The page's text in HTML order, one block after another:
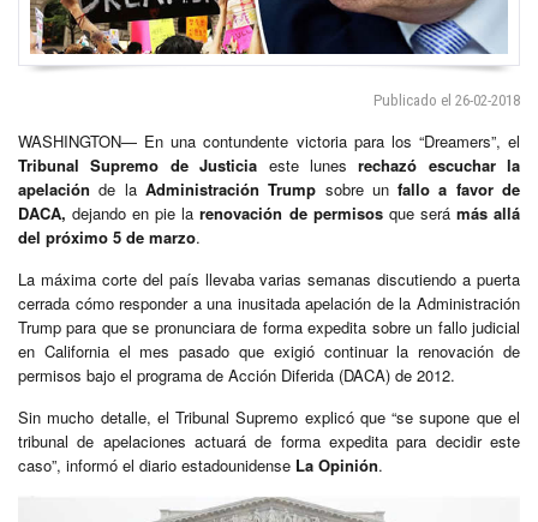
Publicado el 26-02-2018
WASHINGTON— En una contundente victoria para los “Dreamers”, el
Tribunal Supremo de Justicia este lunesrechazó escuchar la
apelación de la Administración Trump sobre unfallo a favor de
DACA, dejando en pie larenovación de permisosque será más allá
del próximo 5 de marzo.
La máxima corte del país llevaba varias semanas discutiendo a puerta
cerrada cómo responder a una inusitada apelación de la Administración
Trump para que se pronunciara de forma expedita sobre un fallo judicial
en California el mes pasado que exigió continuar la renovación de
permisos bajo el programa de Acción Diferida (DACA) de 2012.
Sin mucho detalle, el Tribunal Supremo explicó que “se supone que el
tribunal de apelaciones actuará de forma expedita para decidir este
caso”, informó el diario estadounidense La Opinión.